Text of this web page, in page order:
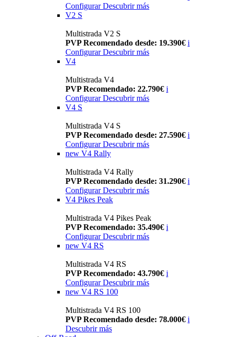
Configurar Descubrir más
V2 S
Multistrada V2 S
PVP Recomendado desde: 19.390€ i
Configurar Descubrir más
V4
Multistrada V4
PVP Recomendado: 22.790€ i
Configurar Descubrir más
V4 S
Multistrada V4 S
PVP Recomendado desde: 27.590€ i
Configurar Descubrir más
new V4 Rally
Multistrada V4 Rally
PVP Recomendado desde: 31.290€ i
Configurar Descubrir más
V4 Pikes Peak
Multistrada V4 Pikes Peak
PVP Recomendado: 35.490€ i
Configurar Descubrir más
new V4 RS
Multistrada V4 RS
PVP Recomendado: 43.790€ i
ConfigurarDescubrir más
new V4 RS 100
Multistrada V4 RS 100
PVP Recomendado desde: 78.000€ i
Descubrir más